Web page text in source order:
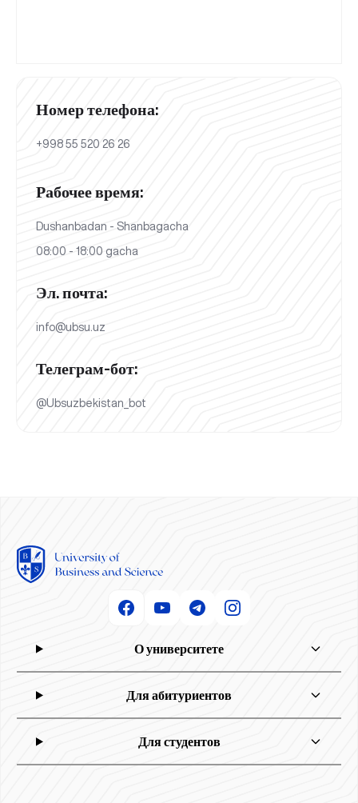
Номер телефона:
+998 55 520 26 26
Рабочее время:
Dushanbadan - Shanbagacha
08:00 - 18:00 gacha
Эл. почта:
info@ubsu.uz
Телеграм-бот:
@Ubsuzbekistan_bot
О университете
Для абитуриентов
Для студентов